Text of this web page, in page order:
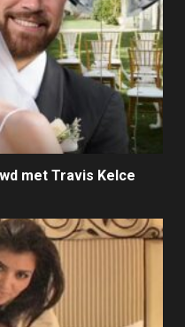
met Travis Kelce